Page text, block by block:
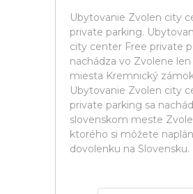
Ubytovanie Zvolen city
private parking.
city center Free private
nachádza vo Zvolene
miesta Kremnický
Ubytovanie Zvolen city
private parking sa
slovenskom meste
ktorého si môžete
dovolenku na Slovensku.